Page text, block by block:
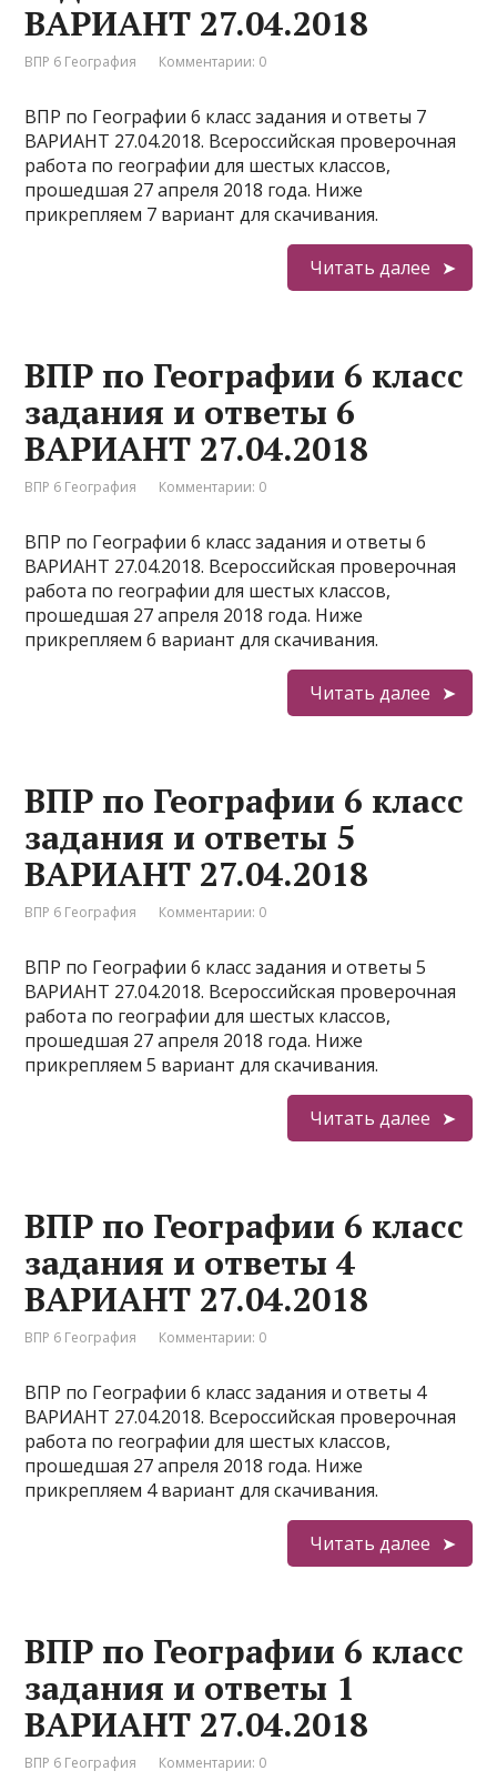
ВАРИАНТ 27.04.2018
ВПР 6 География Комментарии: 0
ВПР по Географии 6 класс задания и ответы 7
ВАРИАНТ 27.04.2018. Всероссийская проверочная
работа по географии для шестых классов,
прошедшая 27 апреля 2018 года. Ниже
прикрепляем 7 вариант для скачивания.
Читать далее
ВПР по Географии 6 класс
задания и ответы 6
ВАРИАНТ 27.04.2018
ВПР 6 География Комментарии: 0
ВПР по Географии 6 класс задания и ответы 6
ВАРИАНТ 27.04.2018. Всероссийская проверочная
работа по географии для шестых классов,
прошедшая 27 апреля 2018 года. Ниже
прикрепляем 6 вариант для скачивания.
Читать далее
ВПР по Географии 6 класс
задания и ответы 5
ВАРИАНТ 27.04.2018
ВПР 6 География Комментарии: 0
ВПР по Географии 6 класс задания и ответы 5
ВАРИАНТ 27.04.2018. Всероссийская проверочная
работа по географии для шестых классов,
прошедшая 27 апреля 2018 года. Ниже
прикрепляем 5 вариант для скачивания.
Читать далее
ВПР по Географии 6 класс
задания и ответы 4
ВАРИАНТ 27.04.2018
ВПР 6 География Комментарии: 0
ВПР по Географии 6 класс задания и ответы 4
ВАРИАНТ 27.04.2018. Всероссийская проверочная
работа по географии для шестых классов,
прошедшая 27 апреля 2018 года. Ниже
прикрепляем 4 вариант для скачивания.
Читать далее
ВПР по Географии 6 класс
задания и ответы 1
ВАРИАНТ 27.04.2018
ВПР 6 География Комментарии: 0